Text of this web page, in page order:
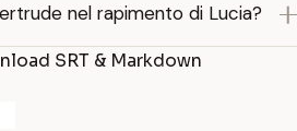
nel rapimento di Lucia?
SRT & Markdown